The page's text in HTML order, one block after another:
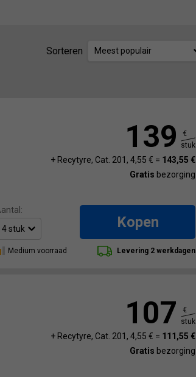
Sorteren Meest populair
139
€
stuk
+ Recytyre, Cat. 201, 4,55 € = 143,55 €
Gratis bezorging
Kopen
Medium voorraad Levering 2 werkdagen
107
€
stuk
+ Recytyre, Cat. 201, 4,55 € = 111,55 €
Gratis bezorging